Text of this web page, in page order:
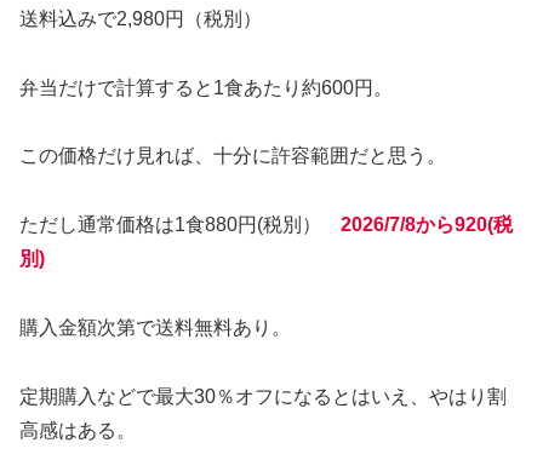
送料込みで2,980円（税別）
弁当だけで計算すると1食あたり約600円。
この価格だけ見れば、十分に許容範囲だと思う。
ただし通常価格は1食880円(税別） 2026/7/8から920(税
別)
購入金額次第で送料無料あり。
定期購入などで最大30％オフになるとはいえ、やはり割
高感はある。